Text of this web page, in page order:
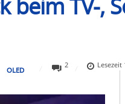
beim TV-,
OLED
2 Lesezeit